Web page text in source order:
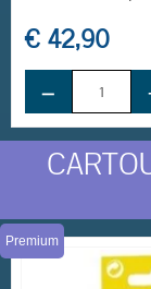
€ 42,90
−
Premium